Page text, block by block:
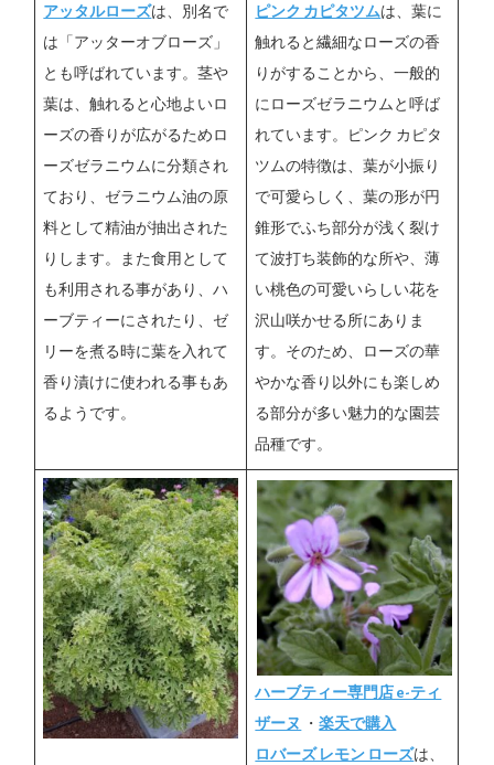
アッタルローズは、別名で
は「アッターオブローズ」
とも呼ばれています。茎や
葉は、触れると心地よいロ
ーズの香りが広がるためロ
ーズゼラニウムに分類され
ており、ゼラニウム油の原
料として精油が抽出された
りします。また食用として
も利用される事があり、ハ
ーブティーにされたり、ゼ
リーを煮る時に葉を入れて
香り漬けに使われる事もあ
るようです。
ピンク カピタツムは、葉に
触れると繊細なローズの香
りがすることから、一般的
にローズゼラニウムと呼ば
れています。ピンク カピタ
ツムの特徴は、葉が小振り
で可愛らしく、葉の形が円
錐形でふち部分が浅く裂け
て波打ち装飾的な所や、薄
い桃色の可愛いらしい花を
沢山咲かせる所にありま
す。そのため、ローズの華
やかな香り以外にも楽しめ
る部分が多い魅力的な園芸
品種です。
ハーブティー専門店 e-ティ
ザーヌ
・楽天で購入
ロバーズ レモン ローズは、